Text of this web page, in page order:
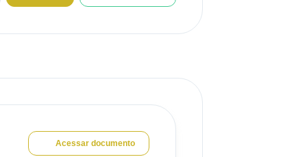
Acessar documento